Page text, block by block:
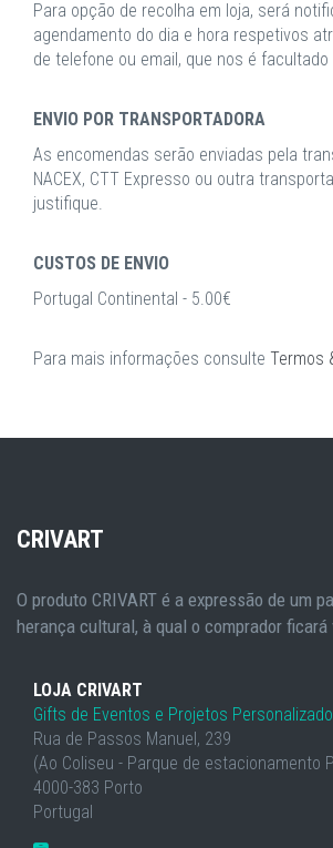
Para opção de recolha em loja, será
agendamento do dia e hora respetivos
de telefone ou email, que nos é facultado
ENVIO POR TRANSPORTADORA
As encomendas serão enviadas pela
NACEX, CTT Expresso ou outra
justifique.
CUSTOS DE ENVIO
Portugal Continental - 5.00€
Para mais informações consulte Termos
CRIVART
O produto CRIVART é a expressão de um
herança cultural, à qual o comprador ficará
LOJA CRIVART
Gifts de Eventos e Projetos
Rua de Passos Manuel, 239
(Ao Coliseu - Parque de estacionamento
4000-383 Porto
Portugal